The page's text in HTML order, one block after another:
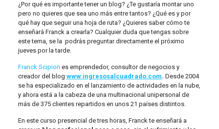
¿Por qué es importante tener un blog? ¿Te gustaría montar uno
pero no quieres que sea uno más entre tantos? ¿Qué es y por
qué hay que seguir una hoja de ruta? ¿Quieres saber cómo te
enseñará Franck a crearla? Cualquier duda que tengas sobre
este tema, se la podrás preguntar directamente el próximo
jueves por la tarde.
Franck Scipion es emprendedor, consultor de negocios y
creador del blog www.ingresosalcuadrado.com. Desde 2004
se ha especializado en el lanzamiento de actividades en la nube,
y ahora está a la cabeza de una multinacional unipersonal de
más de 375 clientes repartidos en unos 21 países distintos.
En este curso presencial de tres horas, Franck te enseñará a